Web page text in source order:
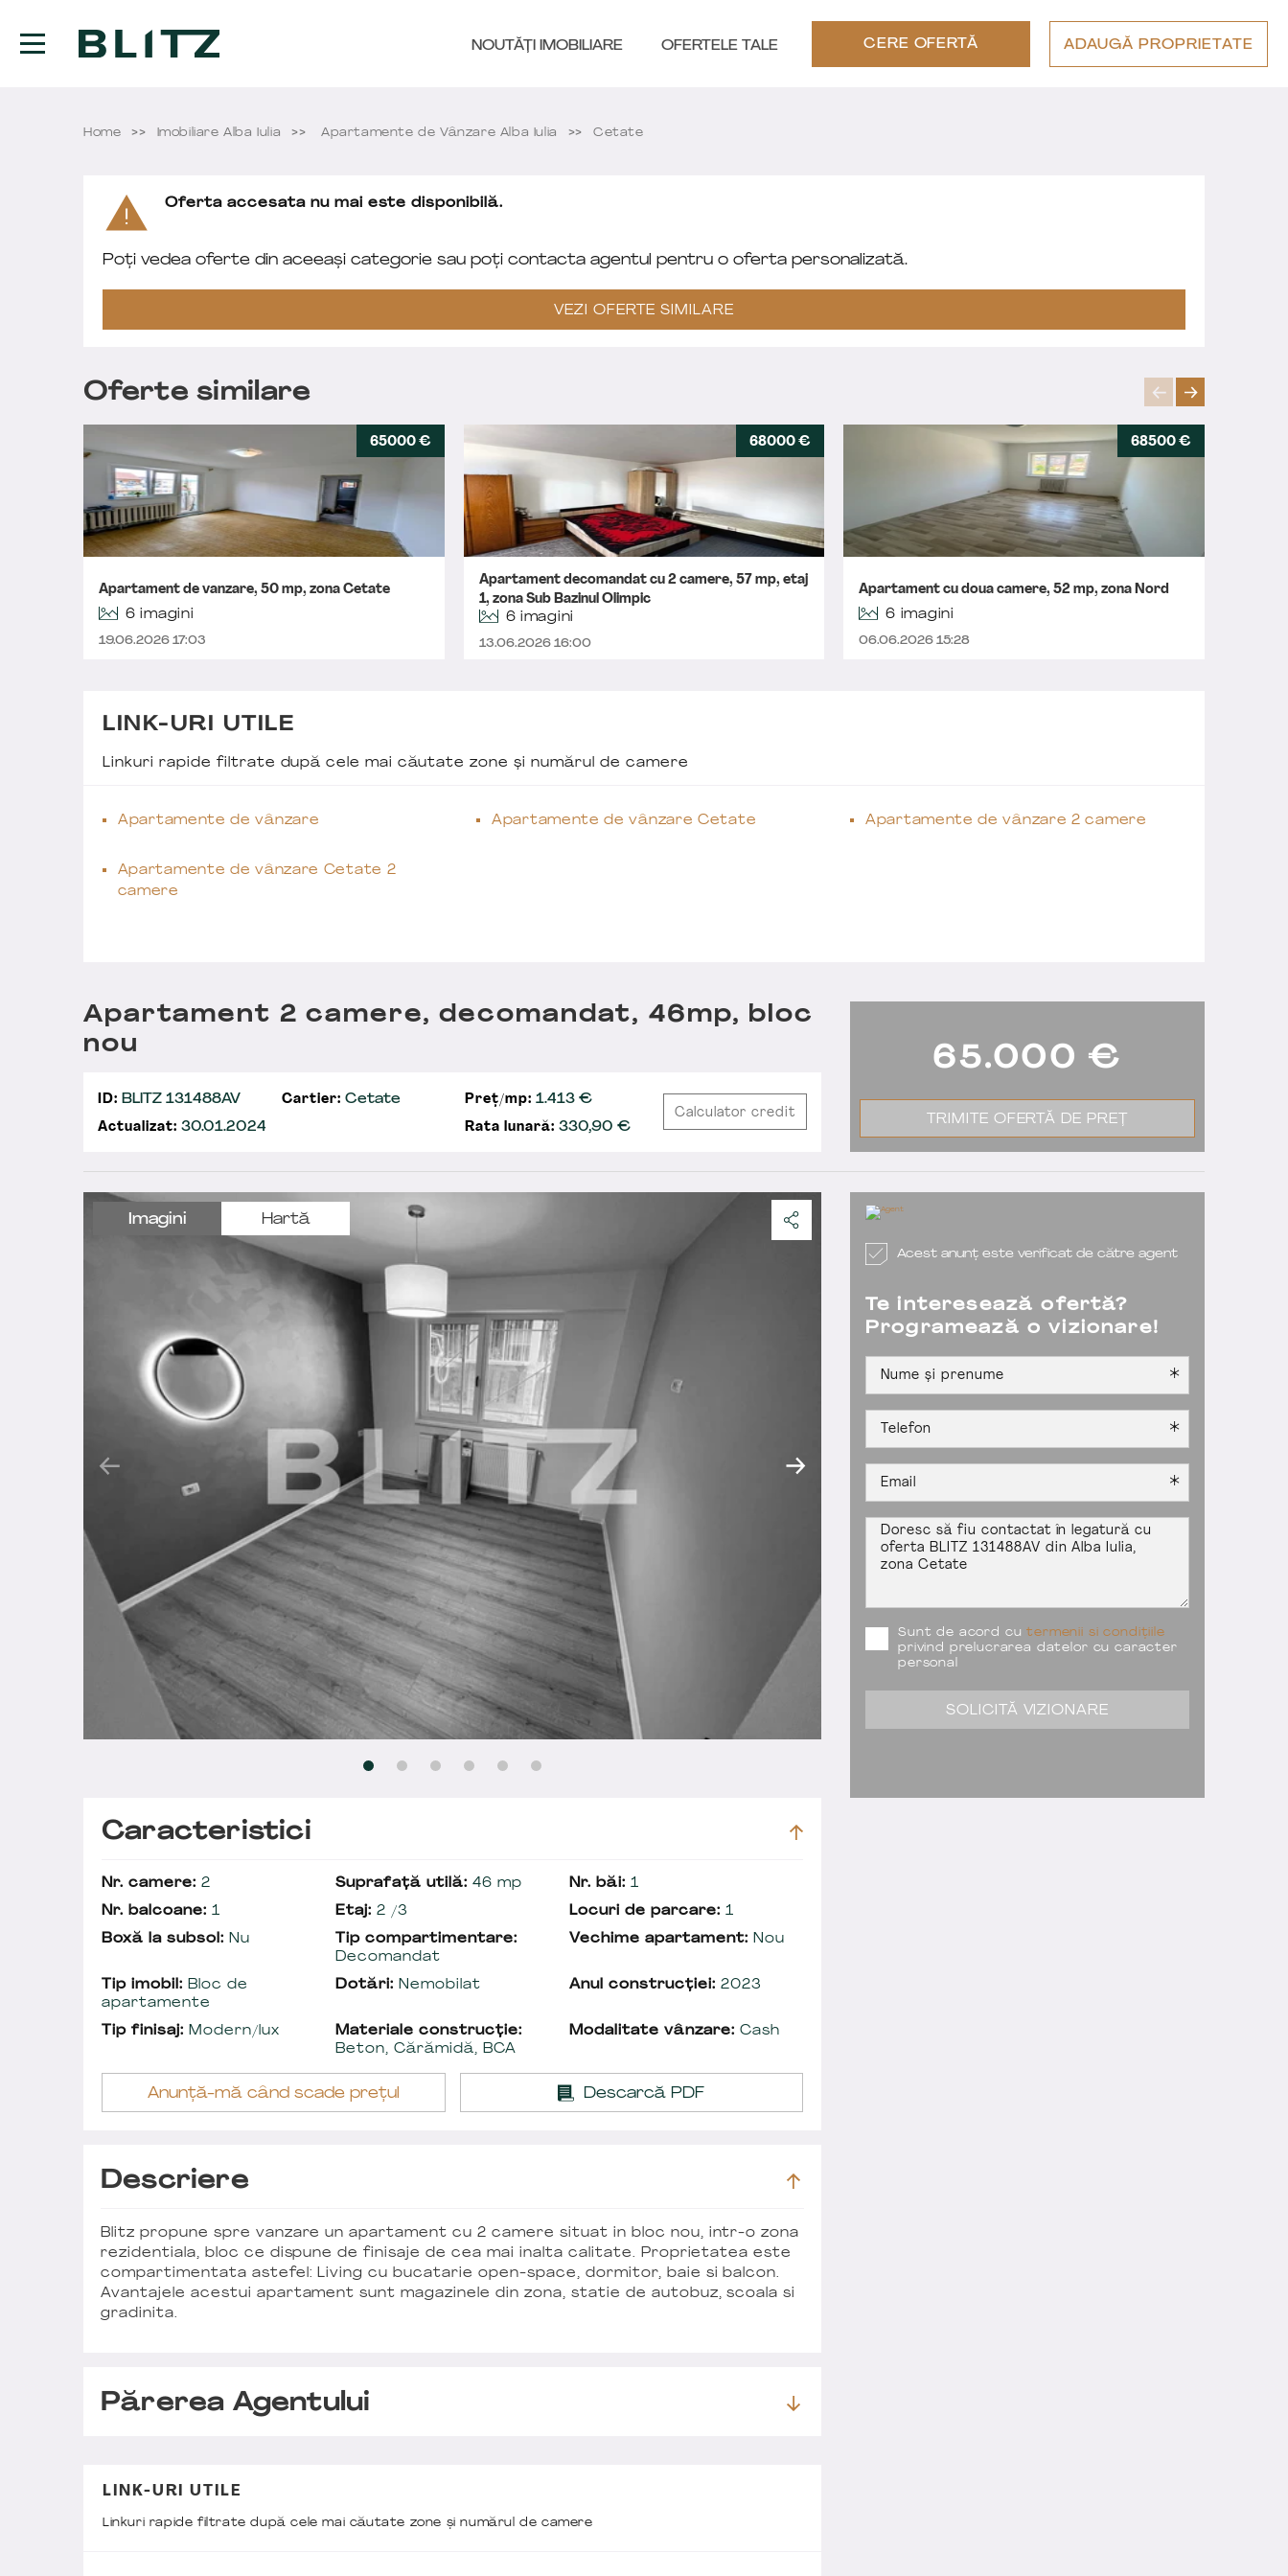
NOUTĂȚI IMOBILIARE OFERTELE TALE CERE OFERTĂ ADAUGĂ PROPRIETATE
Home Imobiliare Alba Iulia Apartamente de Vânzare Alba Iulia Cetate
Oferta accesata nu mai este disponibilă.
Poți vedea oferte din aceeași categorie sau poți contacta agentul pentru o oferta personalizată.
VEZI OFERTE SIMILARE
Oferte similare
65000 €
Apartament de vanzare, 50 mp, zona Cetate
6 imagini
19.06.2026 17:03
68000 €
Apartament decomandat cu 2 camere, 57 mp, etaj
1, zona Sub Bazinul Olimpic
6 imagini
13.06.2026 16:00
68500 €
Apartament cu doua camere, 52 mp, zona Nord
6 imagini
06.06.2026 15:28
LINK-URI UTILE
Linkuri rapide filtrate după cele mai căutate zone și numărul de camere
Apartamente de vânzare Apartamente de vânzare Cetate Apartamente de vânzare 2 camere
Apartamente de vânzare Cetate 2
camere
Imagini Hartă
Apartament 2 camere, decomandat, 46mp, bloc
nou
ID: BLITZ 131488AV Cartier: Cetate Preț/mp: 1.413 €
Actualizat: 30.01.2024 Rata lunară:330,90 €
Calculator credit
Acest anunț este verificat de către agent
Te interesează ofertă?
Programează o vizionare!
Sunt de acord cutermenii si condițiile
privind prelucrarea datelor cu caracter
personal
SOLICITĂ VIZIONARE
65.000 €
TRIMITE OFERTĂ DE PREȚ
Caracteristici
Nr. camere: 2 Suprafață utilă: 46 mp Nr. băi: 1
Nr. balcoane: 1 Etaj: 2 /3 Locuri de parcare: 1
Boxă la subsol: Nu
Tip compartimentare:
Decomandat
Vechime apartament: Nou
Tip imobil: Bloc de
apartamente
Dotări: Nemobilat Anul construcției: 2023
Tip finisaj: Modern/lux
Materiale construcție:
Beton, Cărămidă, BCA
Modalitate vânzare: Cash
Anunță-mă când scade prețul Descarcă PDF
Descriere
Blitz propune spre vanzare un apartament cu 2 camere situat in bloc nou, intr-o zona
rezidentiala, bloc ce dispune de finisaje de cea mai inalta calitate. Proprietatea este
compartimentata astefel: Living cu bucatarie open-space, dormitor, baie si balcon.
Avantajele acestui apartament sunt magazinele din zona, statie de autobuz, scoala si
gradinita.
Părerea Agentului
LINK-URI UTILE
Linkuri rapide filtrate după cele mai căutate zone și numărul de camere